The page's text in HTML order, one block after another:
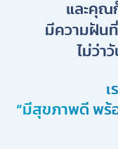
และคุณ
มีความฝัน
ไม่ว่า
เ
“มีสุขภาพดี พร้